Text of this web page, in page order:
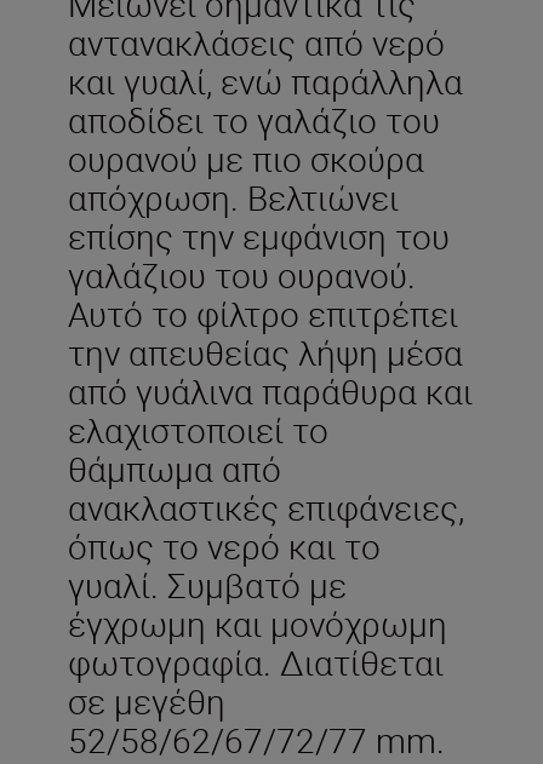
αντανακλάσεις από νερό
και γυαλί, ενώ παράλληλα
αποδίδει το γαλάζιο του
ουρανού με πιο σκούρα
απόχρωση. Βελτιώνει
επίσης την εμφάνιση του
γαλάζιου του ουρανού.
Αυτό το φίλτρο επιτρέπει
την απευθείας λήψη μέσα
από γυάλινα παράθυρα και
ελαχιστοποιεί το
θάμπωμα από
ανακλαστικές επιφάνειες,
όπως το νερό και το
γυαλί. Συμβατό με
έγχρωμη και μονόχρωμη
φωτογραφία. Διατίθεται
σε μεγέθη
52/58/62/67/72/77 mm.